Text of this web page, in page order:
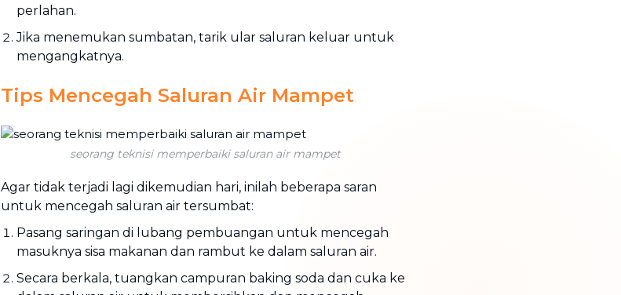
perlahan.
Jika menemukan sumbatan, tarik ular saluran keluar untuk
mengangkatnya.
Tips Mencegah Saluran Air Mampet
seorang teknisi memperbaiki saluran air mampet
Agar tidak terjadi lagi dikemudian hari, inilah beberapa saran
untuk mencegah saluran air tersumbat:
Pasang saringan di lubang pembuangan untuk mencegah
masuknya sisa makanan dan rambut ke dalam saluran air.
Secara berkala, tuangkan campuran baking soda dan cuka ke